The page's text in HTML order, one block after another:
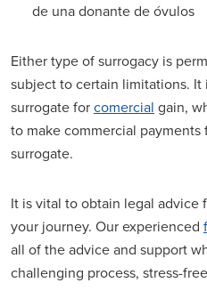
de una donante de óvulos
Either type of surrogacy is
subject to certain limitations.
surrogate forcomercial gain,
to make commercial payments
surrogate.
It is vital to obtain legal
your journey. Our experienced
all of the advice and support
challenging process, stress-